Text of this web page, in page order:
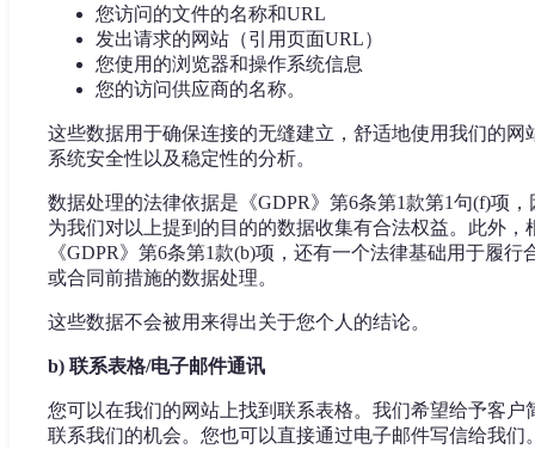
您访问的文件的名称和URL
发出请求的网站（引用页面URL）
您使用的浏览器和操作系统信息
您的访问供应商的名称。
这些数据用于确保连接的无缝建立，舒适地使用我们的网
系统安全性以及稳定性的分析。
数据处理的法律依据是《GDPR》第6条第1款第1句(f)项，
为我们对以上提到的目的的数据收集有合法权益。此外，
《GDPR》第6条第1款(b)项，还有一个法律基础用于履行
或合同前措施的数据处理。
这些数据不会被用来得出关于您个人的结论。
b) 联系表格/电子邮件通讯
您可以在我们的网站上找到联系表格。我们希望给予客户
联系我们的机会。您也可以直接通过电子邮件写信给我们